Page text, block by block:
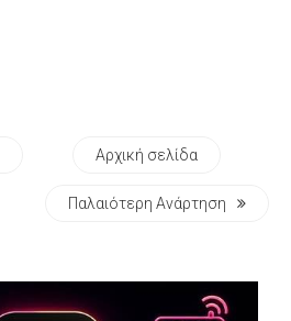
Αρχική σελίδα
Παλαιότερη Ανάρτηση